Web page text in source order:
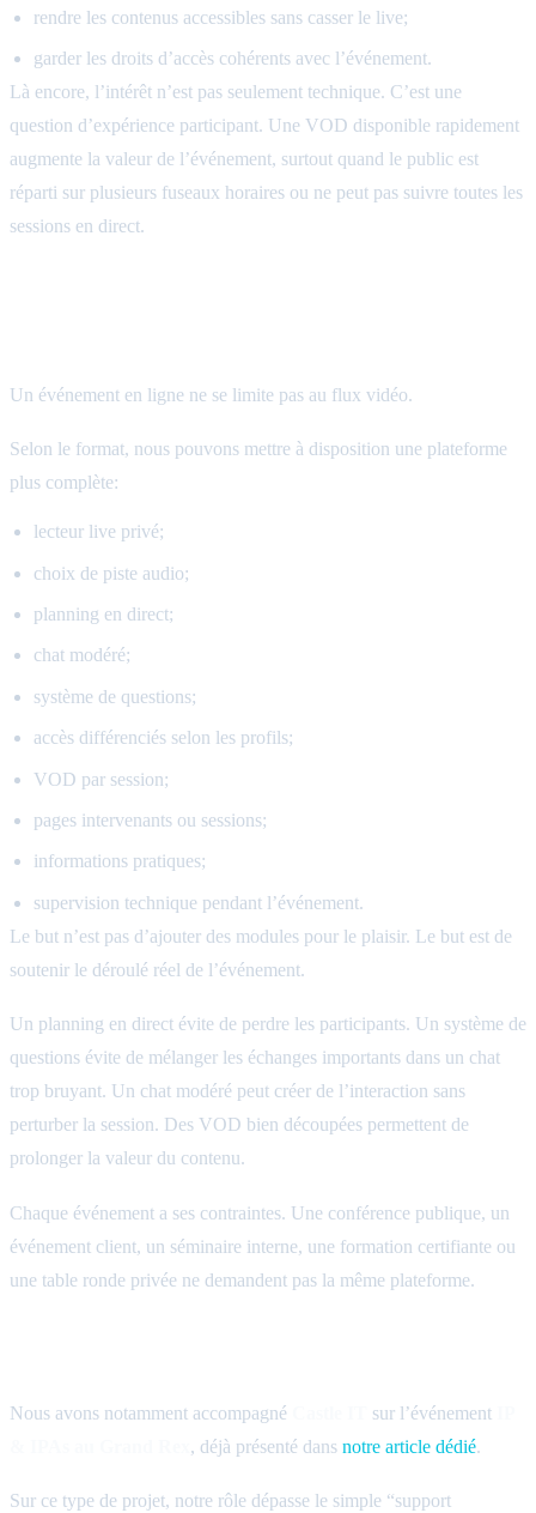
rendre les contenus accessibles sans casser le live;
garder les droits d’accès cohérents avec l’événement.
Là encore, l’intérêt n’est pas seulement technique. C’est une
question d’expérience participant. Une VOD disponible rapidement
augmente la valeur de l’événement, surtout quand le public est
réparti sur plusieurs fuseaux horaires ou ne peut pas suivre toutes les
sessions en direct.
Un événement en ligne ne se limite pas au flux vidéo.
Selon le format, nous pouvons mettre à disposition une plateforme
plus complète:
lecteur live privé;
choix de piste audio;
planning en direct;
chat modéré;
système de questions;
accès différenciés selon les profils;
VOD par session;
pages intervenants ou sessions;
informations pratiques;
supervision technique pendant l’événement.
Le but n’est pas d’ajouter des modules pour le plaisir. Le but est de
soutenir le déroulé réel de l’événement.
Un planning en direct évite de perdre les participants. Un système de
questions évite de mélanger les échanges importants dans un chat
trop bruyant. Un chat modéré peut créer de l’interaction sans
perturber la session. Des VOD bien découpées permettent de
prolonger la valeur du contenu.
Chaque événement a ses contraintes. Une conférence publique, un
événement client, un séminaire interne, une formation certifiante ou
une table ronde privée ne demandent pas la même plateforme.
Nous avons notamment accompagné sur l’événement
, déjà présenté dans notre article dédié.
Sur ce type de projet, notre rôle dépasse le simple “support